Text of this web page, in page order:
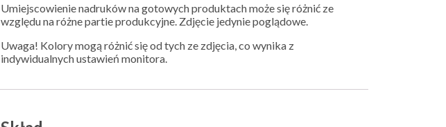
Umiejscowienie nadruków na gotowych produktach może się różnić ze
względu na różne partie produkcyjne. Zdjęcie jedynie poglądowe.
Uwaga! Kolory mogą różnić się od tych ze zdjęcia, co wynika z
indywidualnych ustawień monitora.